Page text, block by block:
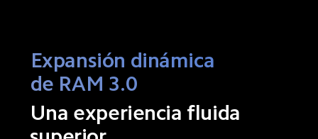
Expansión dinámica
de RAM 3.0
Una experiencia fluida